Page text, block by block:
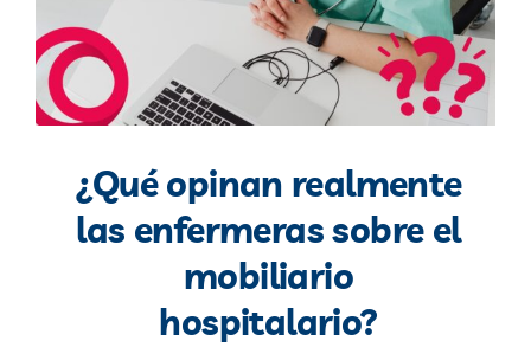
¿Qué opinan realmente
las enfermeras sobre el
mobiliario
hospitalario?